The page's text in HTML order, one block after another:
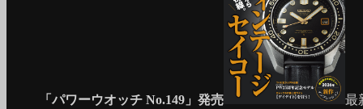
「パワーウオッチ No.149」発売
最